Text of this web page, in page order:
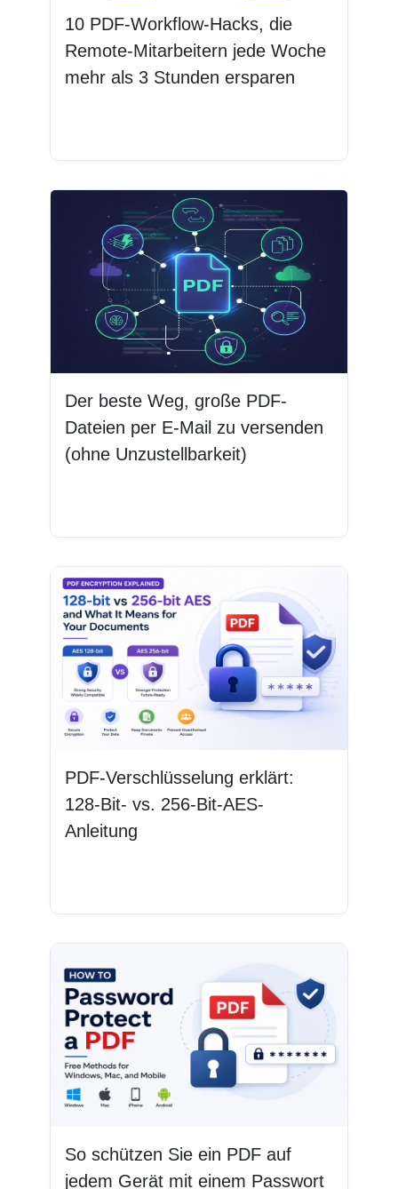
10 PDF-Workflow-Hacks, die
Remote-Mitarbeitern jede Woche
mehr als 3 Stunden ersparen
Der beste Weg, große PDF-
Dateien per E-Mail zu versenden
(ohne Unzustellbarkeit)
PDF-Verschlüsselung erklärt:
128-Bit- vs. 256-Bit-AES-
Anleitung
So schützen Sie ein PDF auf
jedem Gerät mit einem Passwort